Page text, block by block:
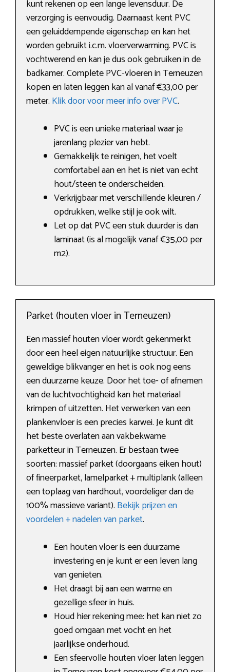
kunt rekenen op een lange levensduur. De
verzorging is eenvoudig. Daarnaast kent PVC
een geluiddempende eigenschap en kan het
worden gebruikt i.c.m. vloerverwarming. PVC is
vochtwerend en kan je dus ook gebruiken in de
badkamer. Complete PVC-vloeren in Terneuzen
kopen en laten leggen kan al vanaf €33,00 per
meter. Klik door voor meer info over PVC.
PVC is een unieke materiaal waar je
jarenlang plezier van hebt.
Gemakkelijk te reinigen, het voelt
comfortabel aan en het is niet van echt
hout/steen te onderscheiden.
Verkrijgbaar met verschillende kleuren /
opdrukken, welke stijl je ook wilt.
Let op dat PVC een stuk duurder is dan
laminaat (is al mogelijk vanaf €35,00 per
m2).
Parket (houten vloer in Terneuzen)
Een massief houten vloer wordt gekenmerkt
door een heel eigen natuurlijke structuur. Een
geweldige blikvanger en het is ook nog eens
een duurzame keuze. Door het toe- of afnemen
van de luchtvochtigheid kan het materiaal
krimpen of uitzetten. Het verwerken van een
plankenvloer is een precies karwei. Je kunt dit
het beste overlaten aan vakbekwame
parketteur in Terneuzen. Er bestaan twee
soorten: massief parket (doorgaans eiken hout)
of fineerparket, lamelparket + multiplank (alleen
een toplaag van hardhout, voordeliger dan de
100% massieve variant). Bekijk prijzen en
voordelen + nadelen van parket.
Een houten vloer is een duurzame
investering en je kunt er een leven lang
van genieten.
Het draagt bij aan een warme en
gezellige sfeer in huis.
Houd hier rekening mee: het kan niet zo
goed omgaan met vocht en het
jaarlijkse onderhoud.
Een sfeervolle houten vloer laten leggen